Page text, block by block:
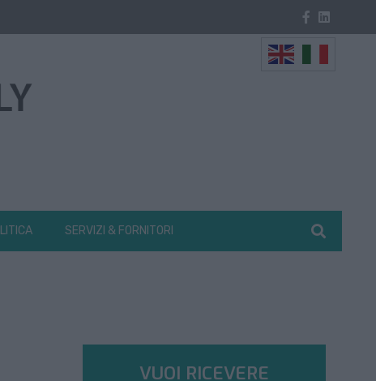
SERVIZI & FORNITORI
VUOI RICEVERE